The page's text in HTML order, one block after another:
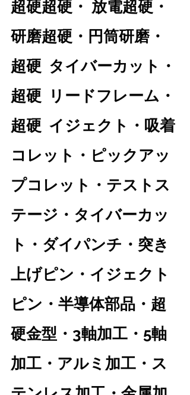
超硬超硬・ 放電超硬・
研磨超硬・円筒研磨・
超硬  タイバーカット・
超硬  リードフレーム・
超硬  イジェクト・吸着
コレット・ピックアッ
プコレット・テストス
テージ・タイバーカッ
ト・ダイパンチ・突き
上げピン・イジェクト
ピン・半導体部品・超
硬金型・3軸加工・5軸
加工・アルミ加工・ス